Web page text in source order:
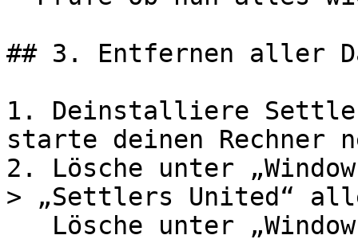
## 3. Entfernen aller
1. Deinstalliere
starte deinen Rechner
2. Lösche unter
> „Settlers United“